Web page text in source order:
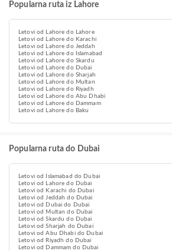
Popularna ruta iz Lahore
Letovi od Lahore do Lahore
Letovi od Lahore do Karachi
Letovi od Lahore do Jeddah
Letovi od Lahore do Islamabad
Letovi od Lahore do Skardu
Letovi od Lahore do Dubai
Letovi od Lahore do Sharjah
Letovi od Lahore do Multan
Letovi od Lahore do Riyadh
Letovi od Lahore do Abu Dhabi
Letovi od Lahore do Dammam
Letovi od Lahore do Baku
Popularna ruta do Dubai
Letovi od Islamabad do Dubai
Letovi od Lahore do Dubai
Letovi od Karachi do Dubai
Letovi od Jeddah do Dubai
Letovi od Dubai do Dubai
Letovi od Multan do Dubai
Letovi od Skardu do Dubai
Letovi od Sharjah do Dubai
Letovi od Abu Dhabi do Dubai
Letovi od Riyadh do Dubai
Letovi od Dammam do Dubai